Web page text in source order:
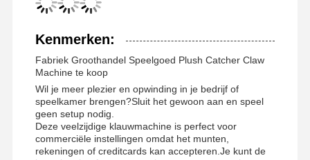
Kenmerken:
Fabriek Groothandel Speelgoed Plush Catcher Claw
Machine te koop
Wil je meer plezier en opwinding in je bedrijf of
speelkamer brengen?Sluit het gewoon aan en speel
geen setup nodig.
Deze veelzijdige klauwmachine is perfect voor
commerciële instellingen omdat het munten,
rekeningen of creditcards kan accepteren.Je kunt de